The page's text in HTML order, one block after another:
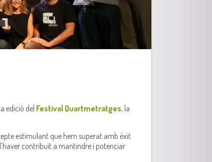
edició del Festival Quartmetratges, la
estimulant que hem superat amb èxit
contribuït a mantindre i potenciar